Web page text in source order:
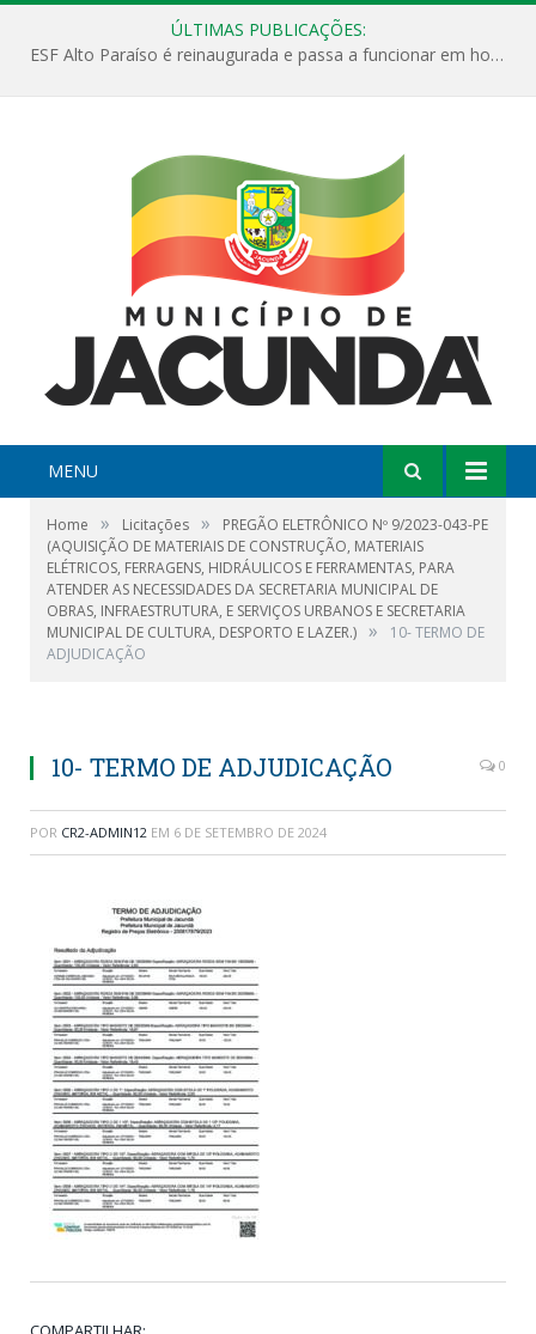
ÚLTIMAS PUBLICAÇÕES:
ESF Alto Paraíso é reinaugurada e passa a funcionar em horário estendido
MENU
Home » Licitações »
PREGÃO ELETRÔNICO Nº 9/2023-043-PE
(AQUISIÇÃO DE MATERIAIS DE CONSTRUÇÃO, MATERIAIS
ELÉTRICOS, FERRAGENS, HIDRÁULICOS E FERRAMENTAS, PARA
ATENDER AS NECESSIDADES DA SECRETARIA MUNICIPAL DE
OBRAS, INFRAESTRUTURA, E SERVIÇOS URBANOS E SECRETARIA
MUNICIPAL DE CULTURA, DESPORTO E LAZER.) »
10- TERMO DE
ADJUDICAÇÃO
10- TERMO DE ADJUDICAÇÃO 0
POR CR2-ADMIN12 EM 6 DE SETEMBRO DE 2024